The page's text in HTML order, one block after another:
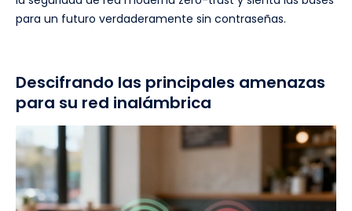
para un futuro verdaderamente sin contraseñas.
Descifrando las principales amenazas
para su red inalámbrica